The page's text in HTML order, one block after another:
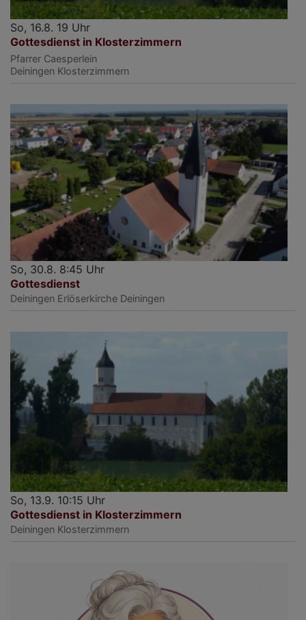
So, 16.8. 19 Uhr
Gottesdienst in Klosterzimmern
Pfarrer Caesperlein
Deiningen Klosterzimmern
So, 30.8. 8:45 Uhr
Gottesdienst
Deiningen Erlöserkirche Deiningen
So, 13.9. 10:15 Uhr
Gottesdienst in Klosterzimmern
Deiningen Klosterzimmern